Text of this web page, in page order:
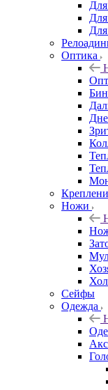
Оптика
Ножи
Сейфы
Одежда